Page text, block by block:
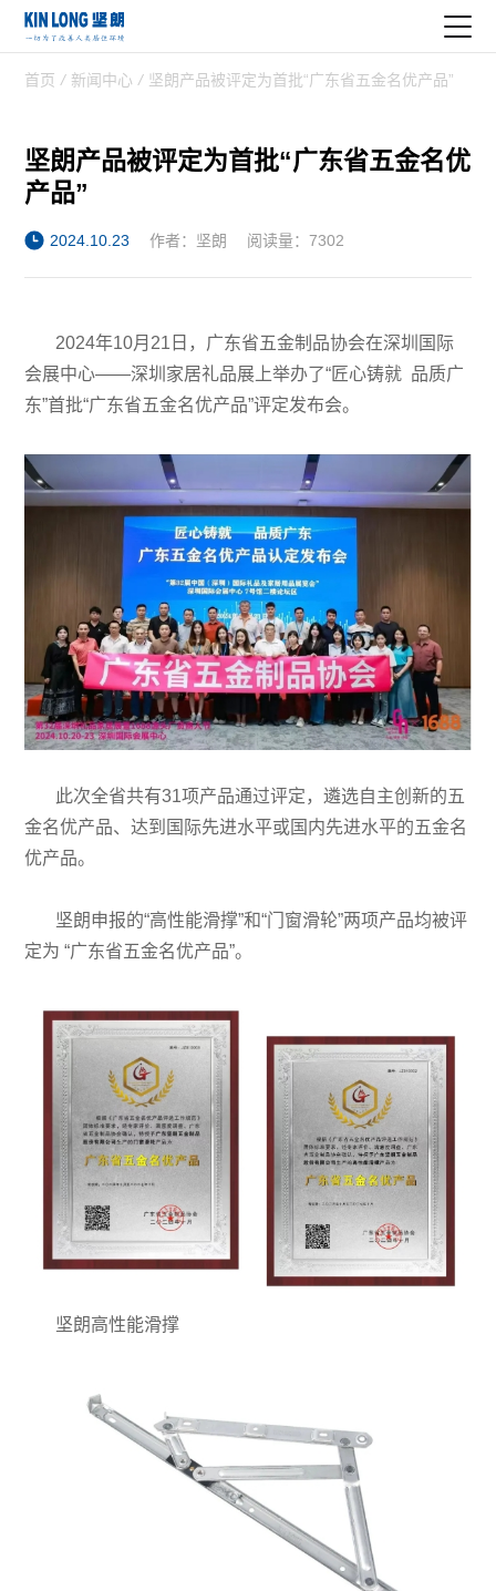
首页 / 新闻中心 / 坚朗产品被评定为首批“广东省五金名优产品”
坚朗产品被评定为首批“广东省五金名优
产品”
2024.10.23 作者：坚朗 阅读量：7302
2024年10月21日，广东省五金制品协会在深圳国际
会展中心——深圳家居礼品展上举办了“匠心铸就 品质广
东”首批“广东省五金名优产品”评定发布会。
此次全省共有31项产品通过评定，遴选自主创新的五
金名优产品、达到国际先进水平或国内先进水平的五金名
优产品。
坚朗申报的“高性能滑撑”和“门窗滑轮”两项产品均被评
定为 “广东省五金名优产品”。
坚朗高性能滑撑